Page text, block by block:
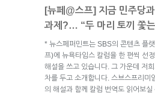
[뉴페@스프] 지금 민주당
과제?… “두 마리 토끼 쫓
* 뉴스페퍼민트는 SBS의 콘텐츠 플
프)에 뉴욕타임스 칼럼을 한 편씩 선
해설을 쓰고 있습니다. 그 가운데 저
차를 두고 소개합니다. 스브스프리미
의 해설과 함께 칼럼 번역도 읽어보